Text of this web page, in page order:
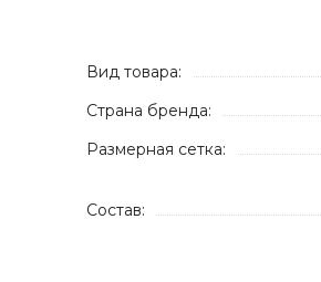
Вид товара:
Страна бренда:
Размерная сетка:
Состав: